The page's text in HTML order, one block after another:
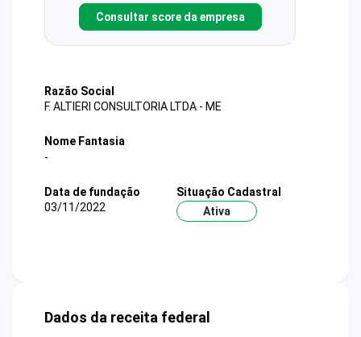
Consultar score da empresa
Razão Social
F. ALTIERI CONSULTORIA LTDA - ME
Nome Fantasia
-
Data de fundação
03/11/2022
Situação Cadastral
Ativa
Dados da receita federal